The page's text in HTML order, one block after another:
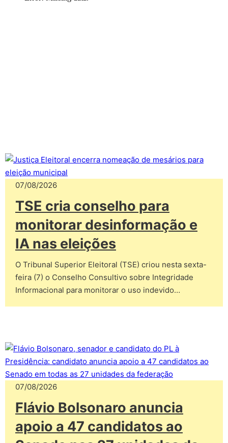
07/08/2026
TSE cria conselho para
monitorar desinformação e
IA nas eleições
O Tribunal Superior Eleitoral (TSE) criou nesta sexta-
feira (7) o Conselho Consultivo sobre Integridade
Informacional para monitorar o uso indevido…
07/08/2026
Flávio Bolsonaro anuncia
apoio a 47 candidatos ao